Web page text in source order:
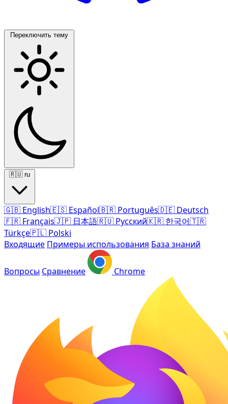
Переключить тему
🇷🇺 ru
🇬🇧 English🇪🇸 Español🇧🇷 Português🇩🇪 Deutsch
🇫🇷 Français🇯🇵 日本語🇷🇺 Русский🇰🇷 한국어🇹🇷
Türkçe🇵🇱 Polski
Входящие Примеры использования База знаний
Вопросы Сравнение Chrome